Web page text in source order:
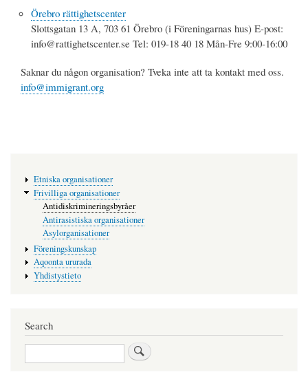
Örebro rättighetscenter
Slottsgatan 13 A, 703 61 Örebro (i Föreningarnas hus) E-post:
info@rattighetscenter.se Tel: 019-18 40 18 Mån-Fre 9:00-16:00
Saknar du någon organisation? Tveka inte att ta kontakt med oss.
info@immigrant.org
navigation
Etniska organisationer
Frivilliga organisationer
Antidiskrimineringsbyråer
Antirasistiska organisationer
Asylorganisationer
Föreningskunskap
Aqoonta ururada
Yhdistystieto
Search
Search